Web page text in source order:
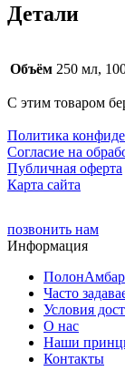
Детали
Объём 250 мл,
С этим товаром
Политика
Cогласие на
Публичная оферта
Карта сайта
позвонить нам
Информация
ПолонАмбар
Часто
Условия
О нас
Наши
Контакты